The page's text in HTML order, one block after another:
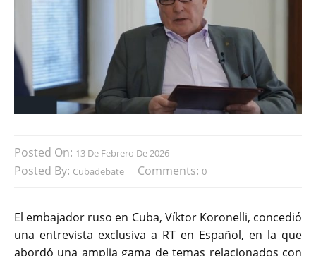
Posted On: 13 De Febrero De 2026
Posted By: Cubadebate Comments: 0
El embajador ruso en Cuba, Víktor Koronelli, concedió
una entrevista exclusiva a RT en Español, en la que
abordó una amplia gama de temas relacionados con